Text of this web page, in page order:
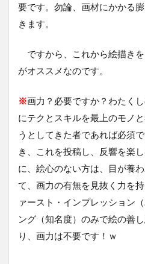
要です。勿論、画材にかかる
きます。
ですから、これから絵描き
がオススメなのです。
※画力？必要ですか？わたく
にテクとスキルを最上のモノ
うとしてきた者であれば必須
き、これを投稿し、反響を楽
に、絵心のない方は、目が養
て、画力の有無を見抜く力を
ァースト・インプレッション
ング（知名度）のみで絵の善
り、画力は不要です！ｗ